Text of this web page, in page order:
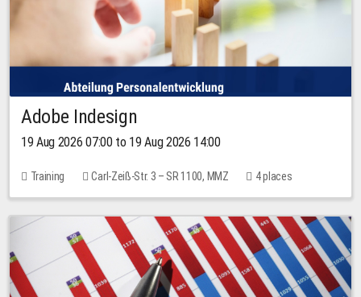
Adobe Indesign
19 Aug 2026 07:00 to 19 Aug 2026 14:00
Training Carl-Zeiß-Str. 3 – SR 1100, MMZ 4 places